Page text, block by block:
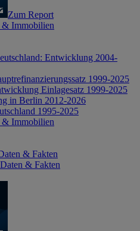
Zum Report
& Immobilien
Entwicklung 2004-
1999-2025
Einlagesatz 1999-2025
in Berlin 2012-2026
1995-2025
& Immobilien
& Fakten
& Fakten